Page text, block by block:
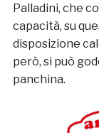
Palladini, che
capacità, su
disposizione
però, si può
panchina.